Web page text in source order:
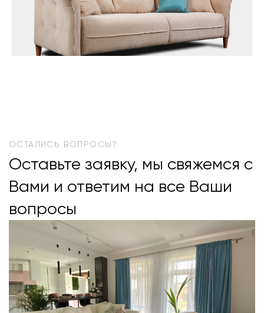
ОСТАЛИСЬ ВОПРОСЫ?
Оставьте заявку, мы свяжемся с
Вами и ответим на все Ваши
вопросы